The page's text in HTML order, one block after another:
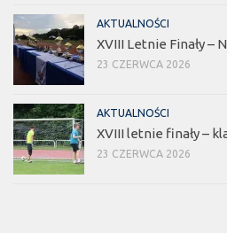
AKTUALNOŚCI
XVIII Letnie Finały –
23 CZERWCA 2026
AKTUALNOŚCI
XVIII letnie finały –
23 CZERWCA 2026